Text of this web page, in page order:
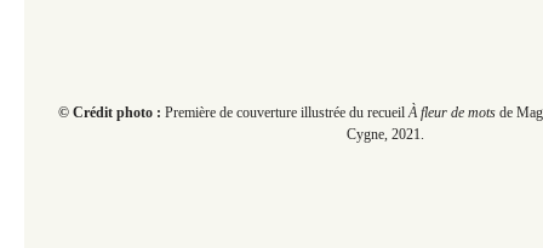
© Crédit photo : Première de couverture illustrée du recueilÀ fleur de mots de
Cygne, 2021.